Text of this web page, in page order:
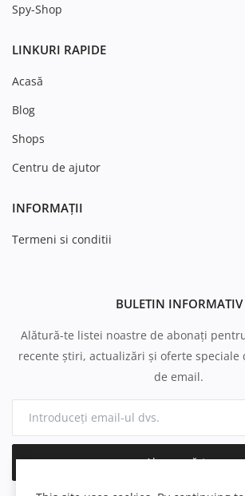
Spy-Shop
LINKURI RAPIDE
Acasă
Blog
Shops
Centru de ajutor
INFORMAȚII
Termeni si conditii
BULETIN INFORMATIV
Alătură-te listei noastre de abonați
recente știri, actualizări și oferte speciale
de email.
Abonează-te